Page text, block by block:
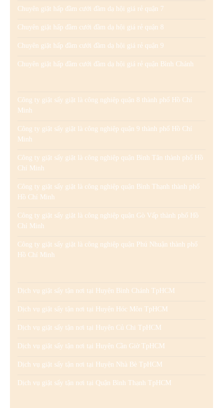
Chuyên giặt hấp đầm cưới đầm dạ hội giá rẻ quận 7
Chuyên giặt hấp đầm cưới đầm dạ hội giá rẻ quận 8
Chuyên giặt hấp đầm cưới đầm dạ hội giá rẻ quận 9
Chuyên giặt hấp đầm cưới đầm dạ hội giá rẻ quận Bình Chánh
Công ty giặt sấy giặt là công nghiệp quận 8 thành phố Hồ Chí
Minh
Công ty giặt sấy giặt là công nghiệp quận 9 thành phố Hồ Chí
Minh
Công ty giặt sấy giặt là công nghiệp quận Bình Tân thành phố Hồ
Chí Minh
Công ty giặt sấy giặt là công nghiệp quận Bình Thạnh thành phố
Hồ Chí Minh
Công ty giặt sấy giặt là công nghiệp quận Gò Vấp thành phố Hồ
Chí Minh
Công ty giặt sấy giặt là công nghiệp quận Phú Nhuận thành phố
Hồ Chí Minh
Dịch vụ giặt sấy tận nơi tại Huyện Bình Chánh TpHCM
Dịch vụ giặt sấy tận nơi tại Huyện Hóc Môn TpHCM
Dịch vụ giặt sấy tận nơi tại Huyện Củ Chi TpHCM
Dịch vụ giặt sấy tận nơi tại Huyện Cần Giờ TpHCM
Dịch vụ giặt sấy tận nơi tại Huyện Nhà Bè TpHCM
Dịch vụ giặt sấy tận nơi tại Quận Bình Thạnh TpHCM